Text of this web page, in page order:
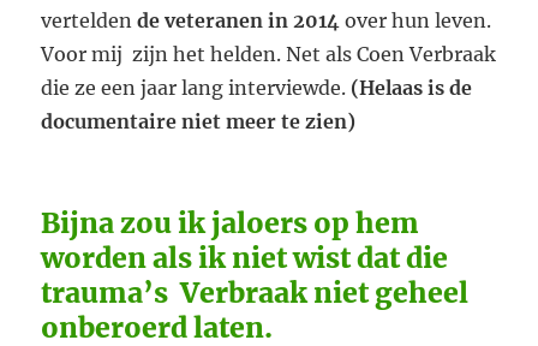
verteldende veteranen in 2014 over hun leven.
Voor mij zijn het helden. Net als Coen Verbraak
die ze een jaar lang interviewde. (Helaas is de
documentaire niet meer te zien)
Bijna zou ik jaloers op hem
worden als ik niet wist dat die
trauma’s Verbraak niet geheel
onberoerd laten.